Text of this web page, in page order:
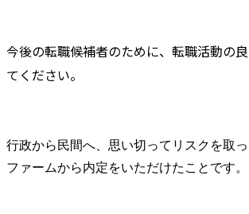
今後の転職候補者のために、転職活動の
てください。
行政から民間へ、思い切ってリスクを取
ファームから内定をいただけたことです。